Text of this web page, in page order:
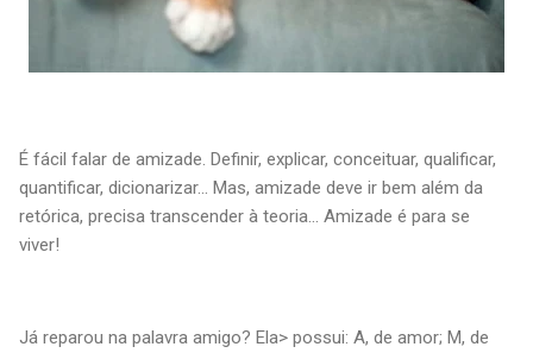
É fácil falar de amizade. Definir, explicar, conceituar, qualificar,
quantificar, dicionarizar... Mas, amizade deve ir bem além da
retórica, precisa transcender à teoria... Amizade é para se
viver!
Já reparou na palavra amigo? Ela> possui: A, de amor; M, de